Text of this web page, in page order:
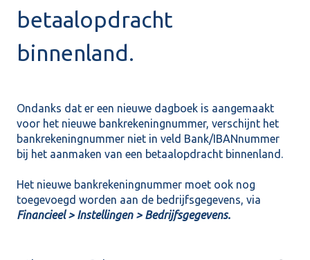
betaalopdracht
binnenland.
Ondanks dat er een nieuwe dagboek is aangemaakt
voor het nieuwe bankrekeningnummer, verschijnt het
bankrekeningnummer niet in veld Bank/IBANnummer
bij het aanmaken van een betaalopdracht binnenland.
Het nieuwe bankrekeningnummer moet ook nog
toegevoegd worden aan de bedrijfsgegevens, via
Financieel > Instellingen > Bedrijfsgegevens.